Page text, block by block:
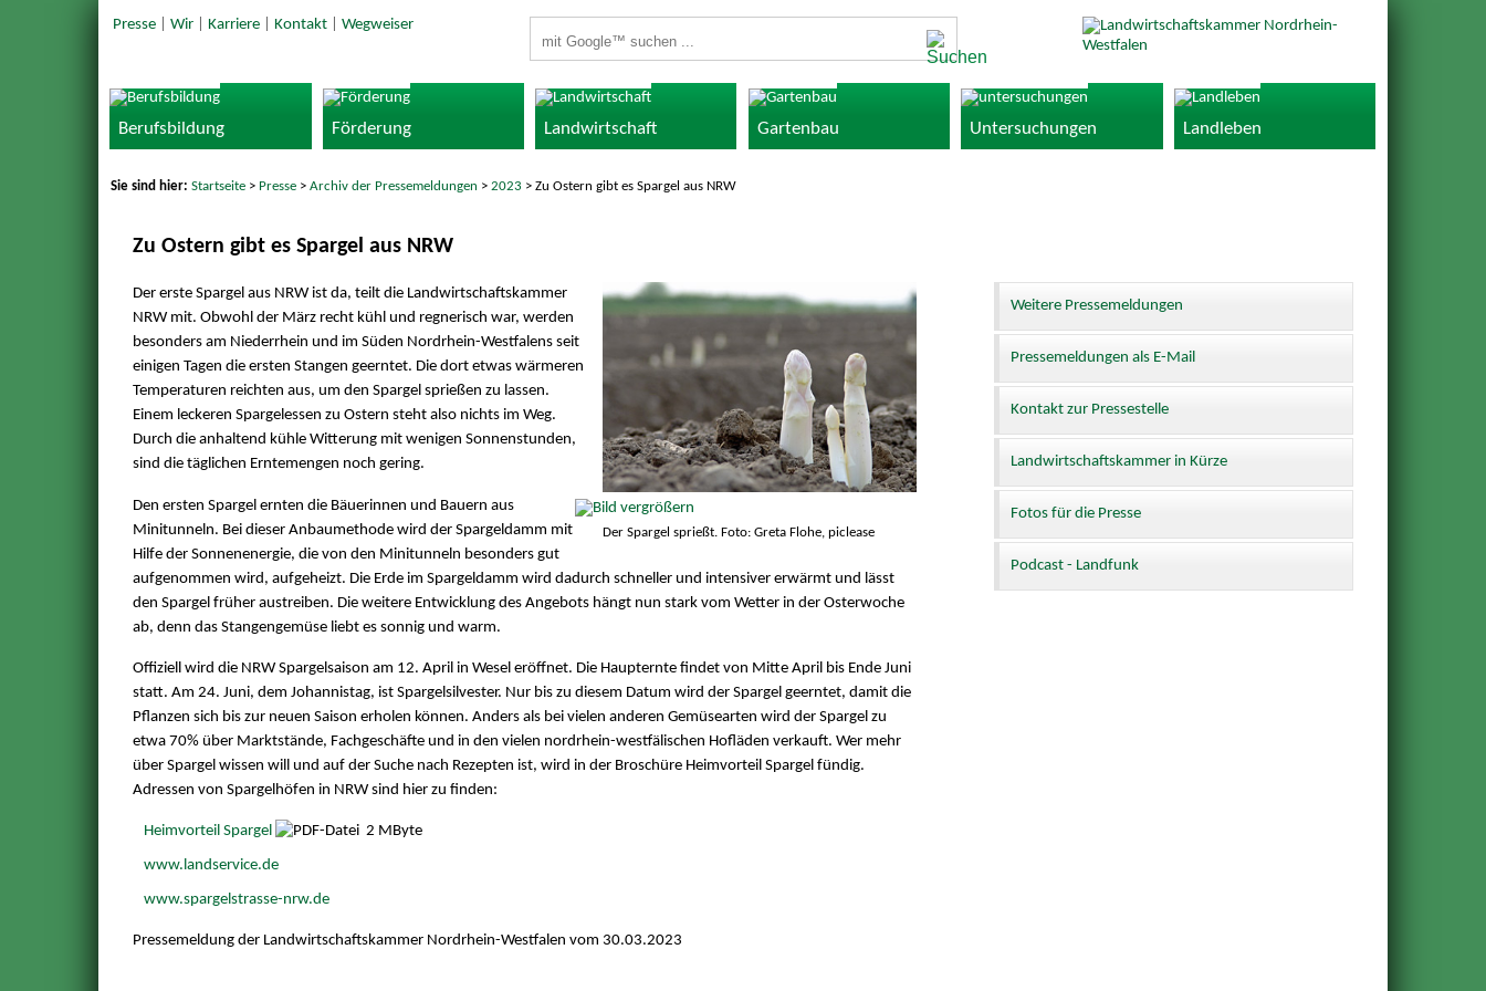
Presse| Wir| Karriere| Kontakt| Wegweiser
Berufsbildung Förderung Landwirtschaft Gartenbau Untersuchungen Landleben
Sie sind hier:Startseite > Presse >Archiv der Pressemeldungen >2023 > Zu Ostern gibt es Spargel aus NRW
Zu Ostern gibt es Spargel aus NRW
Der Spargel sprießt. Foto: Greta Flohe, piclease
Der erste Spargel aus NRW ist da, teilt die Landwirtschaftskammer
NRW mit. Obwohl der März recht kühl und regnerisch war, werden
besonders am Niederrhein und im Süden Nordrhein-Westfalens seit
einigen Tagen die ersten Stangen geerntet. Die dort etwas wärmeren
Temperaturen reichten aus, um den Spargel sprießen zu lassen.
Einem leckeren Spargelessen zu Ostern steht also nichts im Weg.
Durch die anhaltend kühle Witterung mit wenigen Sonnenstunden,
sind die täglichen Erntemengen noch gering.
Den ersten Spargel ernten die Bäuerinnen und Bauern aus
Minitunneln. Bei dieser Anbaumethode wird der Spargeldamm mit
Hilfe der Sonnenenergie, die von den Minitunneln besonders gut
aufgenommen wird, aufgeheizt. Die Erde im Spargeldamm wird dadurch schneller und intensiver erwärmt und lässt
den Spargel früher austreiben. Die weitere Entwicklung des Angebots hängt nun stark vom Wetter in der Osterwoche
ab, denn das Stangengemüse liebt es sonnig und warm.
Offiziell wird die NRW Spargelsaison am 12. April in Wesel eröffnet. Die Haupternte findet von Mitte April bis Ende Juni
statt. Am 24. Juni, dem Johannistag, ist Spargelsilvester. Nur bis zu diesem Datum wird der Spargel geerntet, damit die
Pflanzen sich bis zur neuen Saison erholen können. Anders als bei vielen anderen Gemüsearten wird der Spargel zu
etwa 70% über Marktstände, Fachgeschäfte und in den vielen nordrhein-westfälischen Hofläden verkauft. Wer mehr
über Spargel wissen will und auf der Suche nach Rezepten ist, wird in der Broschüre Heimvorteil Spargel fündig.
Adressen von Spargelhöfen in NRW sind hier zu finden:
Heimvorteil Spargel 2 MByte
www.landservice.de
www.spargelstrasse-nrw.de
Pressemeldung der Landwirtschaftskammer Nordrhein-Westfalen vom 30.03.2023
Weitere Pressemeldungen
Pressemeldungen als E-Mail
Kontakt zur Pressestelle
Landwirtschaftskammer in Kürze
Fotos für die Presse
Podcast - Landfunk